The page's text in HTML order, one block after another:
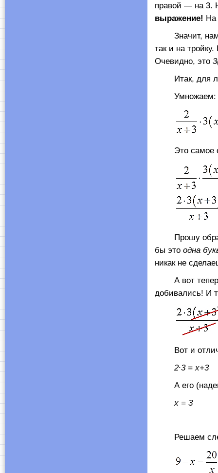
правой — на 3.
выражение! На
Значит, нам
так и на
Очевидно, это
Итак, для
Умножаем:
Это самое
Прошу
бы это одна
никак не
А вот теперь
добивались! И
Вот и
2∙3 = х+3
А его
х = 3
Решаем